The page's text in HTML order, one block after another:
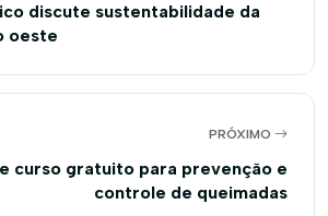
discute sustentabilidade da
oeste
PRÓXIMO
curso gratuito para prevenção e
controle de queimadas